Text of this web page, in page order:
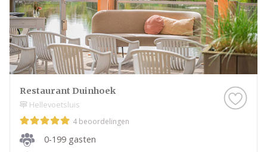
Restaurant Duinhoek
Hellevoetsluis
4 beoordelingen
0-199 gasten